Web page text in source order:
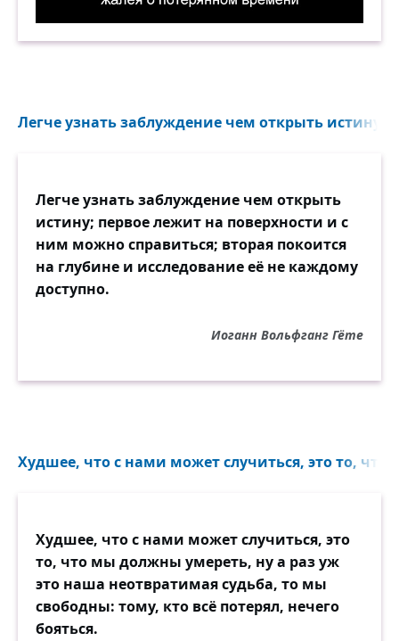
Легче узнать заблуждение чем открыть истину...
Легче узнать заблуждение чем открыть
истину; первое лежит на поверхности и с
ним можно справиться; вторая покоится
на глубине и исследование её не каждому
доступно.
Иоганн Вольфганг Гёте
Худшее, что с нами может случиться, это то,
Худшее, что с нами может случиться, это
то, что мы должны умереть, ну а раз уж
это наша неотвратимая судьба, то мы
свободны: тому, кто всё потерял, нечего
бояться.